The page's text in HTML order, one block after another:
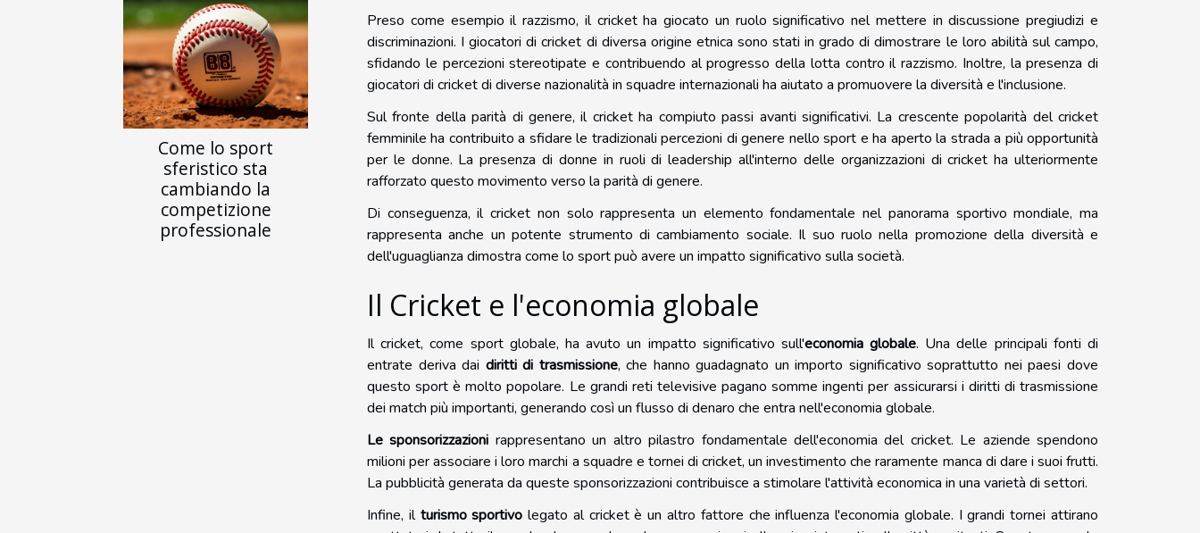
Come lo sport
sferistico sta
cambiando la
competizione
professionale
Preso come esempio il razzismo, il cricket ha giocato un ruolo significativo nel mettere in discussione pregiudizi e
discriminazioni. I giocatori di cricket di diversa origine etnica sono stati in grado di dimostrare le loro abilità sul campo,
sfidando le percezioni stereotipate e contribuendo al progresso della lotta contro il razzismo. Inoltre, la presenza di
giocatori di cricket di diverse nazionalità in squadre internazionali ha aiutato a promuovere la diversità e l'inclusione.
Sul fronte della parità di genere, il cricket ha compiuto passi avanti significativi. La crescente popolarità del cricket
femminile ha contribuito a sfidare le tradizionali percezioni di genere nello sport e ha aperto la strada a più opportunità
per le donne. La presenza di donne in ruoli di leadership all'interno delle organizzazioni di cricket ha ulteriormente
rafforzato questo movimento verso la parità di genere.
Di conseguenza, il cricket non solo rappresenta un elemento fondamentale nel panorama sportivo mondiale, ma
rappresenta anche un potente strumento di cambiamento sociale. Il suo ruolo nella promozione della diversità e
dell'uguaglianza dimostra come lo sport può avere un impatto significativo sulla società.
Il Cricket e l'economia globale
Il cricket, come sport globale, ha avuto un impatto significativo sull'economia globale. Una delle principali fonti di
entrate deriva dai diritti di trasmissione, che hanno guadagnato un importo significativo soprattutto nei paesi dove
questo sport è molto popolare. Le grandi reti televisive pagano somme ingenti per assicurarsi i diritti di trasmissione
dei match più importanti, generando così un flusso di denaro che entra nell'economia globale.
Le sponsorizzazioni rappresentano un altro pilastro fondamentale dell'economia del cricket. Le aziende spendono
milioni per associare i loro marchi a squadre e tornei di cricket, un investimento che raramente manca di dare i suoi frutti.
La pubblicità generata da queste sponsorizzazioni contribuisce a stimolare l'attività economica in una varietà di settori.
Infine, il turismo sportivo legato al cricket è un altro fattore che influenza l'economia globale. I grandi tornei attirano